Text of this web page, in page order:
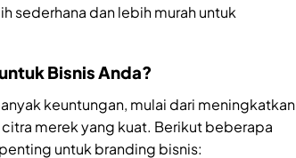
sederhana dan lebih murah untuk
Bisnis Anda?
keuntungan, mulai dari meningkatkan
merek yang kuat. Berikut beberapa
untuk branding bisnis: